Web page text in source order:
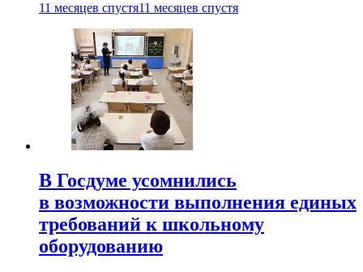
11 месяцев спустя11 месяцев спустя
В Госдуме усомнились
в возможности выполнения единых
требований к школьному
оборудованию